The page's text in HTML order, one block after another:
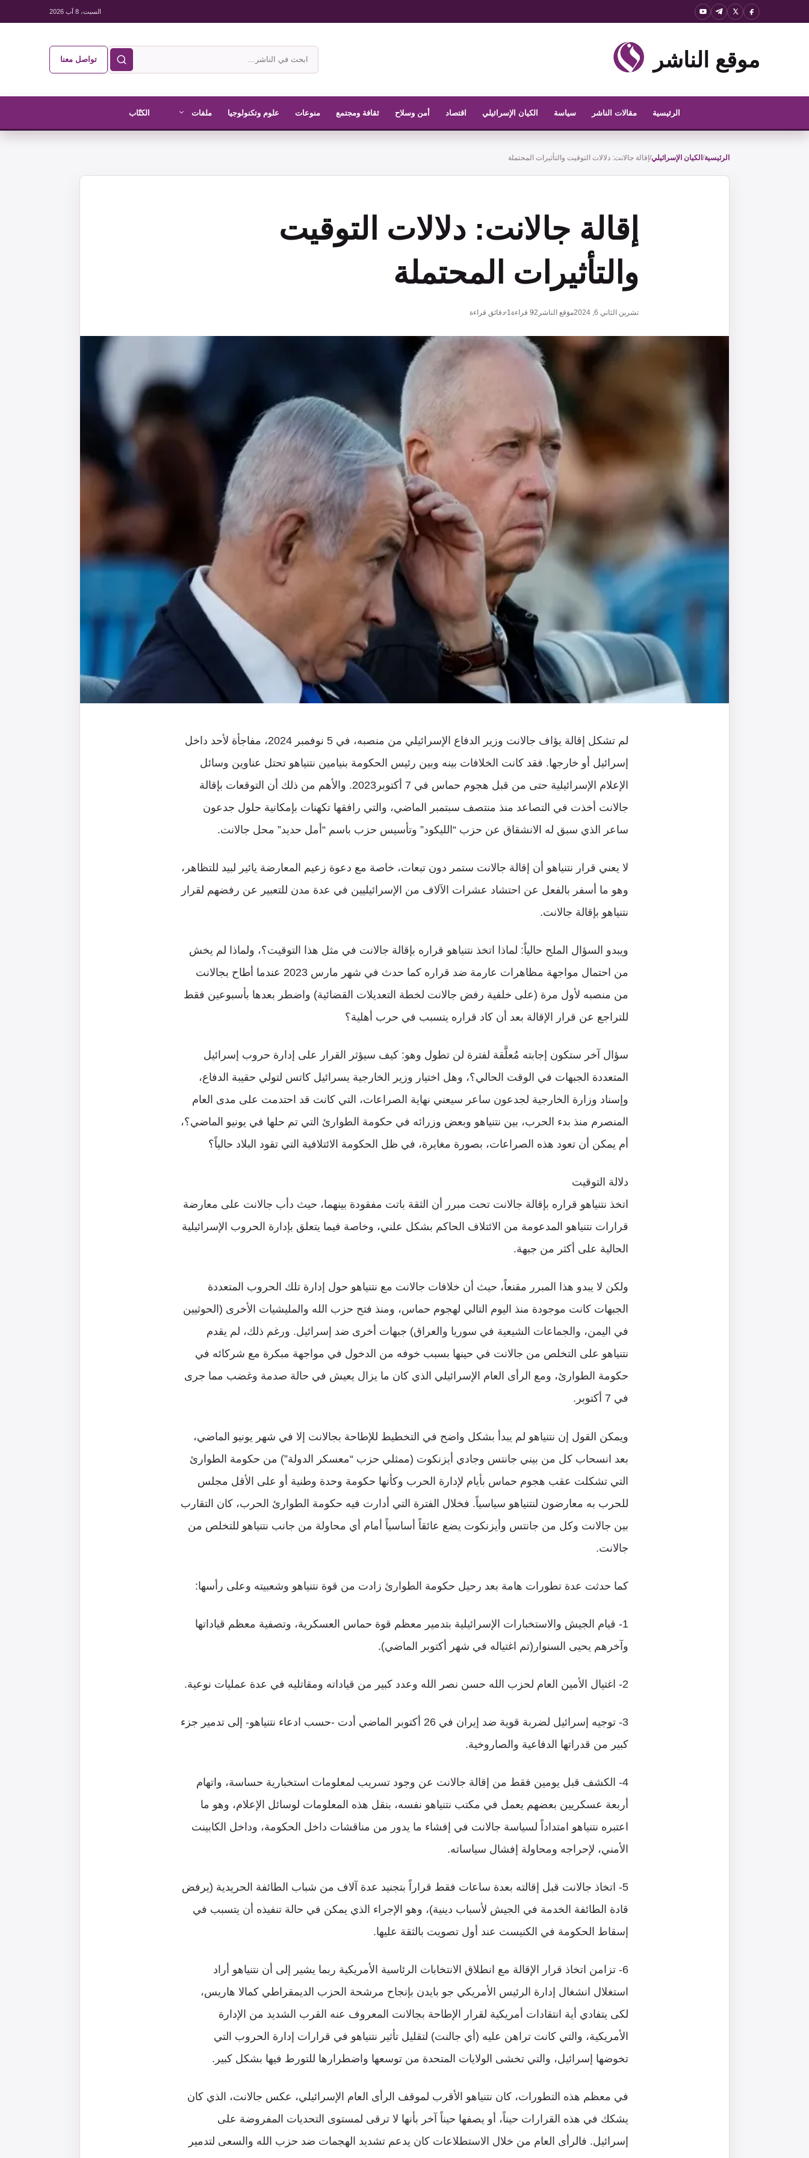
السبت، 8 آب 2026
موقع الناشر
ابحث
في
الناشر
تواصل معنا
الرئيسية مقالات الناشر سياسة الكيان الإسرائيلي اقتصاد أمن وسلاح ثقافة ومجتمع منوعات علوم وتكنولوجيا ملفات الكتّاب
الرئيسية/ الكيان الإسرائيلي/ إقالة جالانت: دلالات التوقيت والتأثيرات المحتملة
إقالة جالانت: دلالات التوقيت
والتأثيرات المحتملة
تشرين الثاني 6, 2024 موقع الناشر 92 قراءة1 دقائق قراءة
لم تشكل إقالة يؤاف جالانت وزير الدفاع الإسرائيلي من منصبه، في 5 نوفمبر 2024، مفاجأة لأحد داخل
إسرائيل أو خارجها. فقد كانت الخلافات بينه وبين رئيس الحكومة بنيامين نتنياهو تحتل عناوين وسائل
الإعلام الإسرائيلية حتى من قبل هجوم حماس في 7 أكتوبر2023. والأهم من ذلك أن التوقعات بإقالة
جالانت أخذت في التصاعد منذ منتصف سبتمبر الماضي، والتي رافقها تكهنات بإمكانية حلول جدعون
ساعر الذي سبق له الانشقاق عن حزب “الليكود” وتأسيس حزب باسم “أمل حديد” محل جالانت.
لا يعني قرار نتنياهو أن إقالة جالانت ستمر دون تبعات، خاصة مع دعوة زعيم المعارضة يائير لبيد للتظاهر،
وهو ما أسفر بالفعل عن احتشاد عشرات الآلاف من الإسرائيليين في عدة مدن للتعبير عن رفضهم لقرار
نتنياهو بإقالة جالانت.
ويبدو السؤال الملح حالياً: لماذا اتخذ نتنياهو قراره بإقالة جالانت في مثل هذا التوقيت؟، ولماذا لم يخش
من احتمال مواجهة مظاهرات عارمة ضد قراره كما حدث في شهر مارس 2023 عندما أطاح بجالانت
من منصبه لأول مرة (على خلفية رفض جالانت لخطة التعديلات القضائية) واضطر بعدها بأسبوعين فقط
للتراجع عن قرار الإقالة بعد أن كاد قراره يتسبب في حرب أهلية؟
سؤال آخر ستكون إجابته مُعلَّقة لفترة لن تطول وهو: كيف سيؤثر القرار على إدارة حروب إسرائيل
المتعددة الجبهات في الوقت الحالي؟، وهل اختيار وزير الخارجية يسرائيل كاتس لتولي حقيبة الدفاع،
وإسناد وزارة الخارجية لجدعون ساعر سيعني نهاية الصراعات، التي كانت قد احتدمت على مدى العام
المنصرم منذ بدء الحرب، بين نتنياهو وبعض وزرائه في حكومة الطوارئ التي تم حلها في يونيو الماضي؟،
أم يمكن أن تعود هذه الصراعات، بصورة مغايرة، في ظل الحكومة الائتلافية التي تقود البلاد حالياً؟
دلالة التوقيت
اتخذ نتنياهو قراره بإقالة جالانت تحت مبرر أن الثقة باتت مفقودة بينهما، حيث دأب جالانت على معارضة
قرارات نتنياهو المدعومة من الائتلاف الحاكم بشكل علني، وخاصة فيما يتعلق بإدارة الحروب الإسرائيلية
الحالية على أكثر من جبهة.
ولكن لا يبدو هذا المبرر مقنعاً، حيث أن خلافات جالانت مع نتنياهو حول إدارة تلك الحروب المتعددة
الجبهات كانت موجودة منذ اليوم التالي لهجوم حماس، ومنذ فتح حزب الله والمليشيات الأخرى (الحوثيين
في اليمن، والجماعات الشيعية في سوريا والعراق) جبهات أخرى ضد إسرائيل. ورغم ذلك، لم يقدم
نتنياهو على التخلص من جالانت في حينها بسبب خوفه من الدخول في مواجهة مبكرة مع شركائه في
حكومة الطوارئ، ومع الرأى العام الإسرائيلي الذي كان ما يزال يعيش في حالة صدمة وغضب مما جرى
في 7 أكتوبر.
ويمكن القول إن نتنياهو لم يبدأ بشكل واضح في التخطيط للإطاحة بجالانت إلا في شهر يونيو الماضي،
بعد انسحاب كل من بيني جانتس وجادي أيزنكوت (ممثلي حزب “معسكر الدولة”) من حكومة الطوارئ
التي تشكلت عقب هجوم حماس بأيام لإدارة الحرب وكأنها حكومة وحدة وطنية أو على الأقل مجلس
للحرب به معارضون لنتنياهو سياسياً. فخلال الفترة التي أدارت فيه حكومة الطوارئ الحرب، كان التقارب
بين جالانت وكل من جانتس وأيزنكوت يضع عائقاً أساسياً أمام أي محاولة من جانب نتنياهو للتخلص من
جالانت.
كما حدثت عدة تطورات هامة بعد رحيل حكومة الطوارئ زادت من قوة نتنياهو وشعبيته وعلى رأسها:
1- قيام الجيش والاستخبارات الإسرائيلية بتدمير معظم قوة حماس العسكرية، وتصفية معظم قياداتها
وآخرهم يحيى السنوار(تم اغتياله في شهر أكتوبر الماضي).
2- اغتيال الأمين العام لحزب الله حسن نصر الله وعدد كبير من قياداته ومقاتليه في عدة عمليات نوعية.
3- توجيه إسرائيل لضربة قوية ضد إيران في 26 أكتوبر الماضي أدت -حسب ادعاء نتنياهو- إلى تدمير جزء
كبير من قدراتها الدفاعية والصاروخية.
4- الكشف قبل يومين فقط من إقالة جالانت عن وجود تسريب لمعلومات استخبارية حساسة، واتهام
أربعة عسكريين بعضهم يعمل في مكتب نتنياهو نفسه، بنقل هذه المعلومات لوسائل الإعلام، وهو ما
اعتبره نتنياهو امتداداً لسياسة جالانت في إفشاء ما يدور من مناقشات داخل الحكومة، وداخل الكابينت
الأمني، لإحراجه ومحاولة إفشال سياساته.
5- اتخاذ جالانت قبل إقالته بعدة ساعات فقط قراراً بتجنيد عدة آلاف من شباب الطائفة الحريدية (يرفض
قادة الطائفة الخدمة في الجيش لأسباب دينية)، وهو الإجراء الذي يمكن في حالة تنفيذه أن يتسبب في
إسقاط الحكومة في الكنيست عند أول تصويت بالثقة عليها.
6- تزامن اتخاذ قرار الإقالة مع انطلاق الانتخابات الرئاسية الأمريكية ربما يشير إلى أن نتنياهو أراد
استغلال انشغال إدارة الرئيس الأمريكي جو بايدن بإنجاح مرشحة الحزب الديمقراطي كمالا هاريس،
لكى يتفادي أية انتقادات أمريكية لقرار الإطاحة بجالانت المعروف عنه القرب الشديد من الإدارة
الأمريكية، والتي كانت تراهن عليه (أي جالنت) لتقليل تأثير نتنياهو في قرارات إدارة الحروب التي
تخوضها إسرائيل، والتي تخشى الولايات المتحدة من توسعها واضطرارها للتورط فيها بشكل كبير.
في معظم هذه التطورات، كان نتنياهو الأقرب لموقف الرأى العام الإسرائيلي، عكس جالانت، الذي كان
يشكك في هذه القرارات حيناً، أو يصفها حيناً آخر بأنها لا ترقى لمستوى التحديات المفروضة على
إسرائيل. فالرأى العام من خلال الاستطلاعات كان يدعم تشديد الهجمات ضد حزب الله والسعى لتدمير